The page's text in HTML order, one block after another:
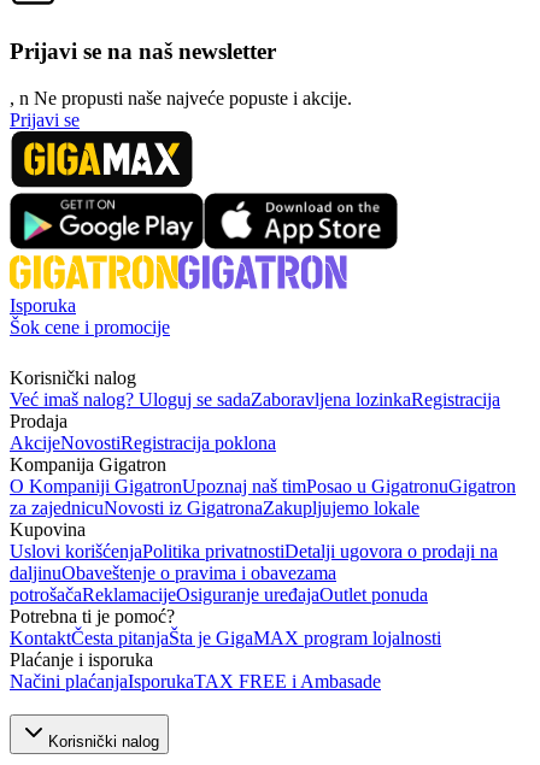
Prijavi se na naš newsletter
, n Ne propusti naše najveće popuste i akcije.
Prijavi se
Isporuka
Šok cene i promocije
Korisnički nalog
Već imaš nalog? Uloguj se sadaZaboravljena lozinkaRegistracija
Prodaja
AkcijeNovostiRegistracija poklona
Kompanija Gigatron
O Kompaniji GigatronUpoznaj naš timPosao u GigatronuGigatron
za zajednicuNovosti iz GigatronaZakupljujemo lokale
Kupovina
Uslovi korišćenjaPolitika privatnostiDetalji ugovora o prodaji na
daljinuObaveštenje o pravima i obavezama
potrošačaReklamacijeOsiguranje uređajaOutlet ponuda
Potrebna ti je pomoć?
KontaktČesta pitanjaŠta je GigaMAX program lojalnosti
Plaćanje i isporuka
Načini plaćanjaIsporukaTAX FREE i Ambasade
Korisnički nalog